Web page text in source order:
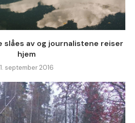
slåes av og journalistene reiser
hjem
1. september 2016